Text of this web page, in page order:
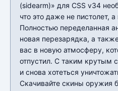
(sidearm)» для CSS v34
что это даже не пистолет,
Полностью переделанная
новая перезарядка, а
вас в новую атмосферу,
отпустил. С таким крутым
и снова хотеться
Скачивайте скины оружия